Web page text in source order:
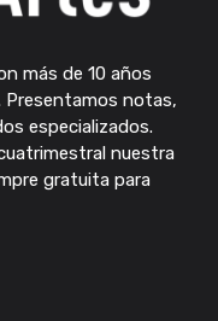
más de 10 años
Presentamos notas,
especializados.
nuestra
gratuita para